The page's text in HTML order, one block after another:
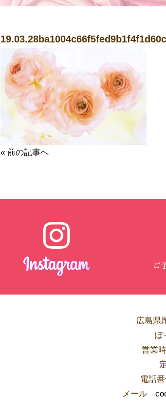
19.03.28
« 前の記事へ
広島県
ぽ
営業
電話
メール